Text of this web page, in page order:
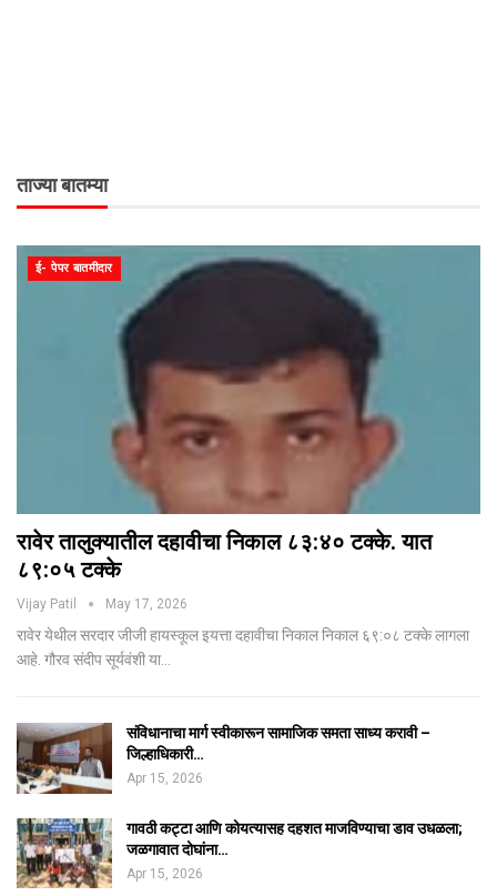
ताज्या बातम्या
ई- पेपर बातमीदार
रावेर तालुक्यातील दहावीचा निकाल ८३:४० टक्के. यात
८९:०५ टक्के
Vijay Patil May 17, 2026
रावेर येथील सरदार जीजी हायस्कूल इयत्ता दहावीचा निकाल निकाल ६९:०८ टक्के लागला
आहे. गौरव संदीप सूर्यवंशी या…
संविधानाचा मार्ग स्वीकारून सामाजिक समता साध्य करावी –
जिल्हाधिकारी…
Apr 15, 2026
गावठी कट्टा आणि कोयत्यासह दहशत माजविण्याचा डाव उधळला;
जळगावात दोघांना…
Apr 15, 2026